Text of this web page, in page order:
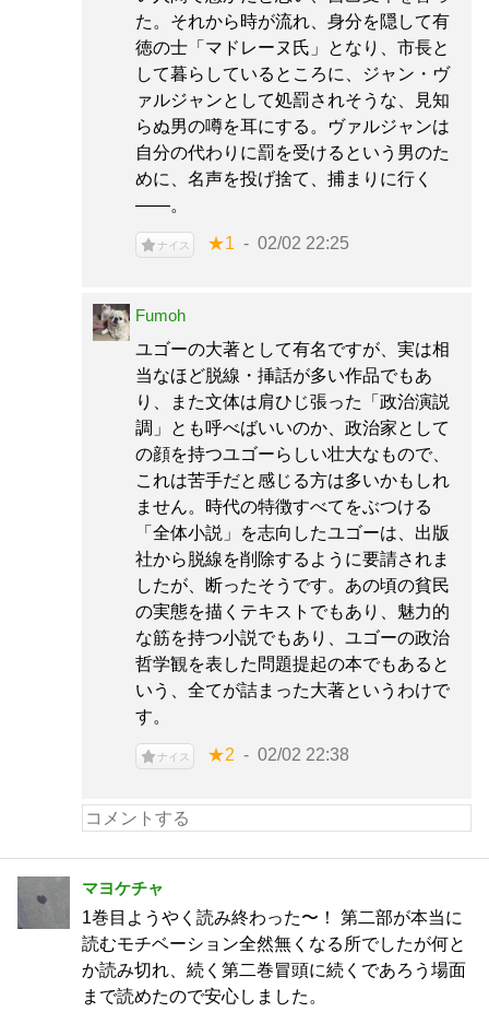
た。それから時が流れ、身分を隠して有
徳の士「マドレーヌ氏」となり、市長と
して暮らしているところに、ジャン・ヴ
ァルジャンとして処罰されそうな、見知
らぬ男の噂を耳にする。ヴァルジャンは
自分の代わりに罰を受けるという男のた
めに、名声を投げ捨て、捕まりに行く
――。
ナイス ★1 02/02 22:25
Fumoh
ユゴーの大著として有名ですが、実は相
当なほど脱線・挿話が多い作品でもあ
り、また文体は肩ひじ張った「政治演説
調」とも呼べばいいのか、政治家として
の顔を持つユゴーらしい壮大なもので、
これは苦手だと感じる方は多いかもしれ
ません。時代の特徴すべてをぶつける
「全体小説」を志向したユゴーは、出版
社から脱線を削除するように要請されま
したが、断ったそうです。あの頃の貧民
の実態を描くテキストでもあり、魅力的
な筋を持つ小説でもあり、ユゴーの政治
哲学観を表した問題提起の本でもあると
いう、全てが詰まった大著というわけで
す。
ナイス ★2 02/02 22:38
マヨケチャ
1巻目ようやく読み終わった〜！ 第二部が本当に
読むモチベーション全然無くなる所でしたが何と
か読み切れ、続く第二巻冒頭に続くであろう場面
まで読めたので安心しました。